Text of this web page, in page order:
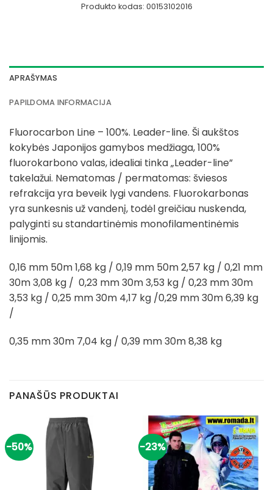
Produkto kodas: 00153102016
APRAŠYMAS
PAPILDOMA INFORMACIJA
Fluorocarbon Line – 100%. Leader-line. Ši aukštos
kokybės Japonijos gamybos medžiaga, 100%
fluorokarbono valas, idealiai tinka „Leader-line”
takelažui. Nematomas / permatomas: šviesos
refrakcija yra beveik lygi vandens. Fluorokarbonas
yra sunkesnis už vandenį, todėl greičiau nuskenda,
palyginti su standartinėmis monofilamentinėmis
linijomis.
0,16 mm 50m 1,68 kg / 0,19 mm 50m 2,57 kg / 0,21 mm
30m 3,08 kg / 0,23 mm 30m 3,53 kg / 0,23 mm 30m
3,53 kg / 0,25 mm 30m 4,17 kg /0,29 mm 30m 6,39 kg
/
0,35 mm 30m 7,04 kg / 0,39 mm 30m 8,38 kg
PANAŠŪS PRODUKTAI
-50% -23%